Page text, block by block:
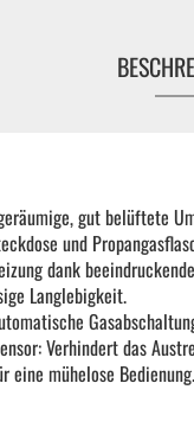
KFZ
Ratschen und
Schraubenschlüssel
Zange
gut belüftete
und
dank
Langlebigkeit.
Verhindert das
eine mühelose Bedienung.